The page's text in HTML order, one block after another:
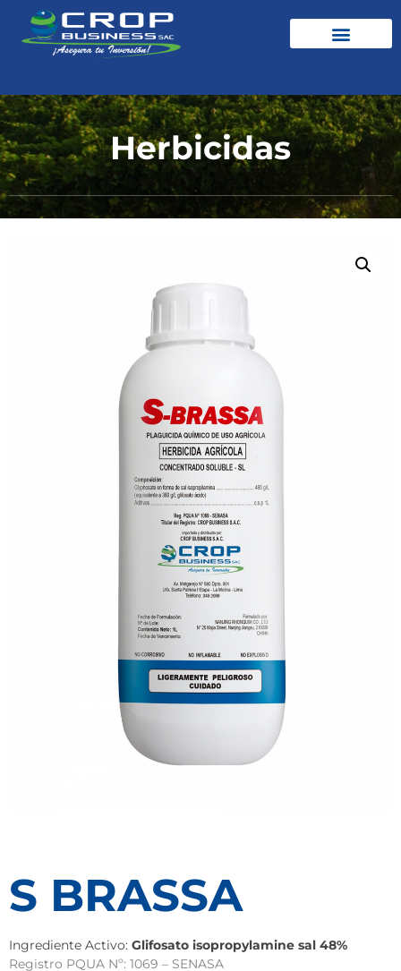
Herbicidas
S BRASSA
Ingrediente Activo: Glifosato isopropylamine sal 48%
Registro PQUA Nº: 1069 – SENASA